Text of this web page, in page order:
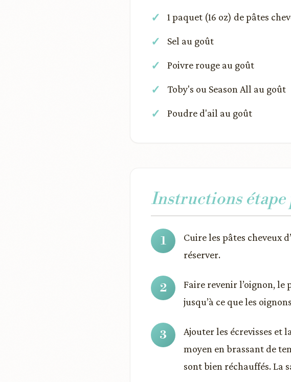
1 paquet (16 oz) de pâtes
Sel au goût
Poivre rouge au goût
Toby's ou Season All au goût
Poudre d'ail au goût
Instructions étape
Cuire les pâtes cheveux
réserver.
Faire revenir l’oignon, le
jusqu’à ce que les
Ajouter les écrevisses et
moyen en brassant de
sont bien réchauffés. La